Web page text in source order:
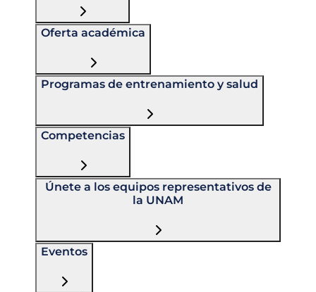
Oferta académica
Programas de entrenamiento y salud
Competencias
Únete a los equipos representativos de
la UNAM
Eventos